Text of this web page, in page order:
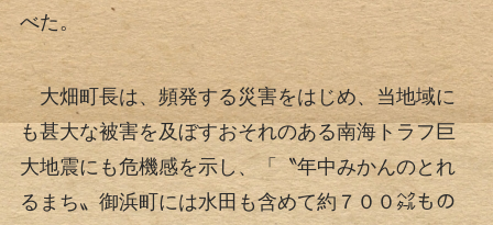
べた。
大畑町長は、頻発する災害をはじめ、当地域に
も甚大な被害を及ぼすおそれのある南海トラフ巨
大地震にも危機感を示し、「〝年中みかんのとれ
るまち〟御浜町には水田も含めて約７００㌶もの